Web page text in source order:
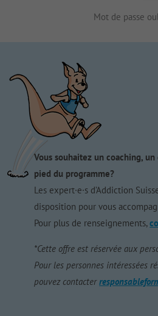
Mot de passe
Vous souhaitez un coaching,
pied du programme?
Les expert·e·s d’Addiction
disposition pour vous
Pour plus de renseignements,
*Cette offre est réservée aux
Pour les personnes intéressées
pouvez contacter